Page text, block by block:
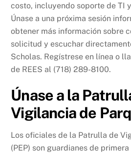
costo, incluyendo soporte de TI
Únase a una próxima sesión
obtener más información sobre
solicitud y escuchar
Scholas. Regístrese en línea o
de REES al (718) 289-8100.
Únase a la
Vigilancia de
Los oficiales de la Patrulla de
(PEP) son guardianes de